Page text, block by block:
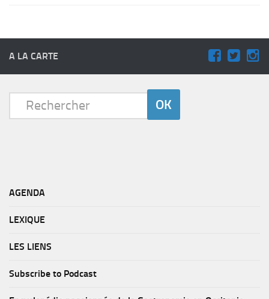
A LA CARTE
AGENDA
LEXIQUE
LES LIENS
Subscribe to Podcast